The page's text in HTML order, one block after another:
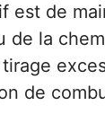
est de
la
de